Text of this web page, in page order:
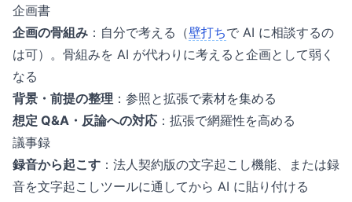
企画書
企画の骨組み ：自分で考える（壁打ちで AI に相談するの
は可）。骨組みを AI が代わりに考えると企画として弱く
なる
背景・前提の整理 ：参照と拡張で素材を集める
想定 Q&A・反論への対応 ：拡張で網羅性を高める
議事録
録音から起こす ：法人契約版の文字起こし機能、または録
音を文字起こしツールに通してから AI に貼り付ける